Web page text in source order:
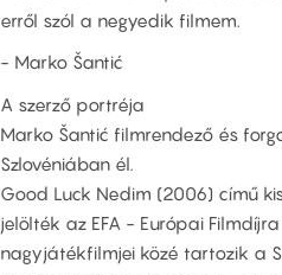
erről szól a negyedik filmem.
- Marko Šantić
A szerző portréja
Marko Šantić filmrendező és
Szlovéniában él.
Good Luck Nedim (2006) című
jelölték az EFA - Európai
nagyjátékfilmjei közé tartozik a